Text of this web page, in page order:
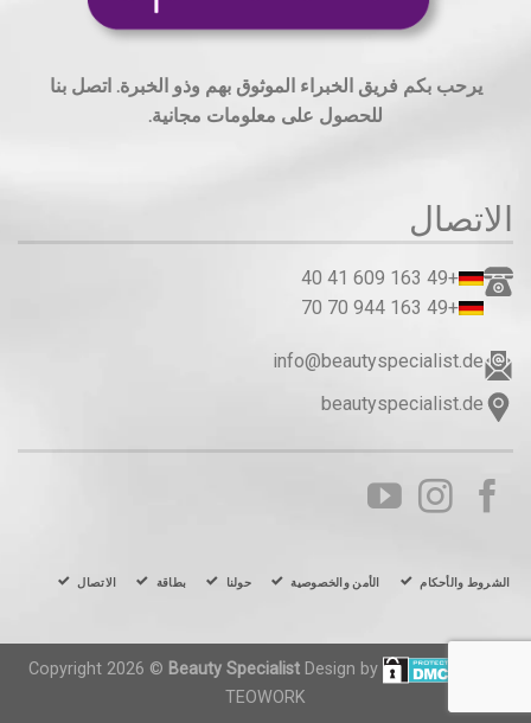
يرحب بكم فريق الخبراء الموثوق بهم وذو الخبرة. اتصل بنا
للحصول على معلومات مجانية.
الاتصال
+49 163 609 41 40
+49 163 944 70 70
info@beautyspecialist.de
beautyspecialist.de
الشروط والأحكام الأمن والخصوصية حولنا بطاقة الاتصال
Copyright 2026 © Beauty Specialist Design by
TEOWORK